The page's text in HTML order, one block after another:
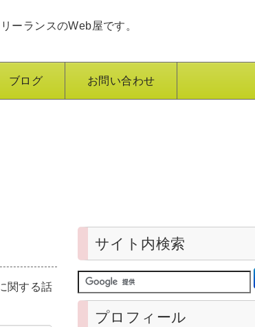
ーランスのWeb屋です。
ブログ お問い合わせ
関する話
サイト内検索
プロフィール